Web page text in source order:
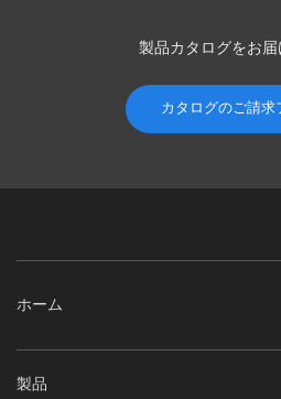
製品カタログをお届
カタログのご請求
ホーム
製品